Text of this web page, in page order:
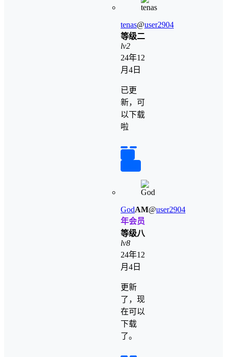
tenas@user2904
等级二
lv2
24年12
月4日
已更
新，可
以下载
啦
GodAM@user2904
年会员
等级八
lv8
24年12
月4日
更新
了，现
在可以
下载
了。